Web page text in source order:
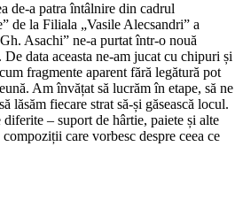
de-a patra întâlnire din cadrul
de la Filiala „Vasile Alecsandri” a
Asachi” ne-a purtat într-o nouă
data aceasta ne-am jucat cu chipuri și
fragmente aparent fără legătură pot
Am învățat să lucrăm în etape, să ne
lăsăm fiecare strat să-și găsească locul.
– suport de hârtie, paiete și alte
care vorbesc despre ceea ce